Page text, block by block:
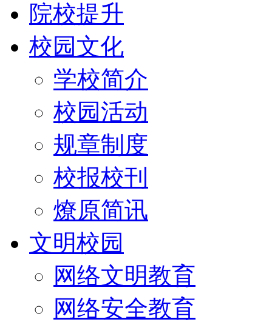
院校提升
校园文化
学校简介
校园活动
规章制度
校报校刊
燎原简讯
文明校园
网络文明教育
网络安全教育